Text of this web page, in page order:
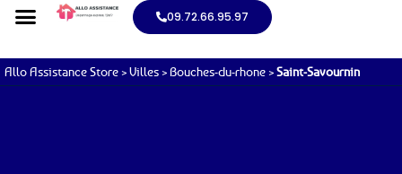
09.72.66.95.97
Allo Assistance Store >Villes >Bouches-du-rhone >Saint-Savournin